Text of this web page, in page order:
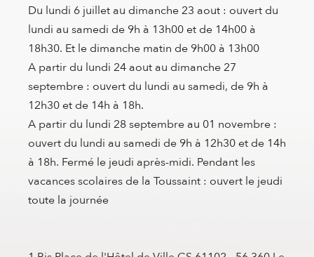
Du lundi 6 juillet au dimanche 23 aout : ouvert du
lundi au samedi de 9h à 13h00 et de 14h00 à
18h30. Et le dimanche matin de 9h00 à 13h00
A partir du lundi 24 aout au dimanche 27
septembre : ouvert du lundi au samedi, de 9h à
12h30 et de 14h à 18h.
A partir du lundi 28 septembre au 01 novembre :
ouvert du lundi au samedi de 9h à 12h30 et de 14h
à 18h. Fermé le jeudi après-midi. Pendant les
vacances scolaires de la Toussaint : ouvert le jeudi
toute la journée